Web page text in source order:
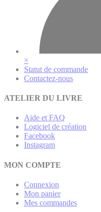
×
Statut de commande
Contactez-nous
ATELIER DU LIVRE
Aide et FAQ
Logiciel de création
Facebook
Instagram
MON COMPTE
Connexion
Mon panier
Mes commandes